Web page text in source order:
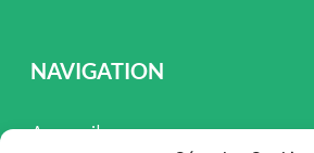
NAVIGATION
Accueil